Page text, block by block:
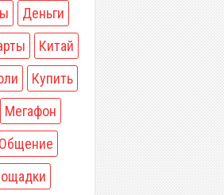
Деньги
Китай
Купить
Мегафон
Общение